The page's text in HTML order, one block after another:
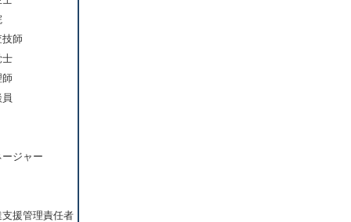
技師
士
師
ジャー
支援管理責任者